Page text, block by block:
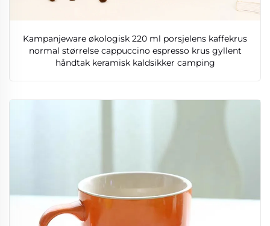
Kampanjeware økologisk 220 ml porsjelens kaffekrus
normal størrelse cappuccino espresso krus gyllent
håndtak keramisk kaldsikker camping